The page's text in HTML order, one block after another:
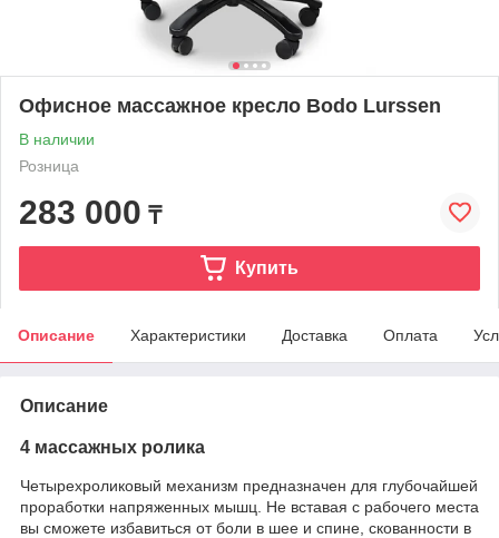
Офисное массажное кресло Bodo Lurssen
В наличии
Розница
283 000 ₸
Купить
Описание Характеристики Доставка Оплата
Описание
4 массажных ролика
Четырехроликовый механизм предназначен для глубочайшей
проработки напряженных мышц. Не вставая с рабочего места
вы сможете избавиться от боли в шее и спине, скованности в